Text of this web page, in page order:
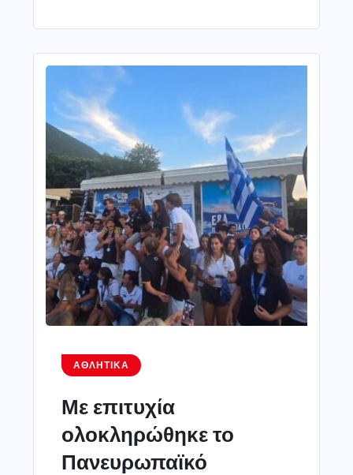
ΑΘΛΗΤΙΚΆ
Με επιτυχία
ολοκληρώθηκε το
Πανευρωπαϊκό